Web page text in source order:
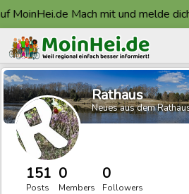
Mach mit und melde dich
Rathaus
151
Posts
0
Members
0
Followers